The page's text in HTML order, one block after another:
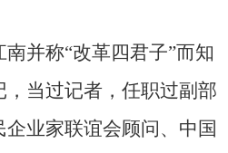
并称“改革四君子”而知
当过记者，任职过副部
业家联谊会顾问、中国